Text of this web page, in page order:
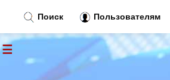
Поиск Пользователям
☰